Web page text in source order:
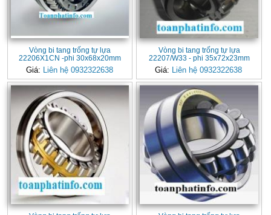
Vòng bi tang trống tự lựa
22206X1CN -phi 30x68x20mm
Giá: Liên hệ 0932322638
Vòng bi tang trống tự lựa
22207/W33 - phi 35x72x23mm
Giá: Liên hệ 0932322638